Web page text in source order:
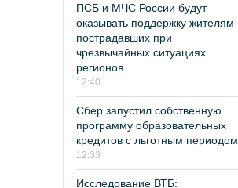
ПСБ и МЧС России будут
оказывать поддержку жителям
пострадавших при
чрезвычайных ситуациях
регионов
12:40
Сбер запустил собственную
программу образовательных
кредитов с льготным периодом
12:33
Исследование ВТБ: